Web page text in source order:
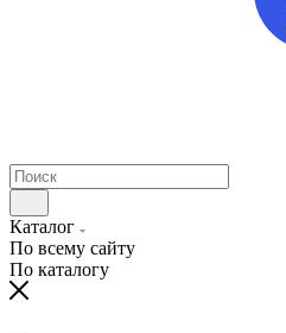
Каталог
По всему сайту
По каталогу